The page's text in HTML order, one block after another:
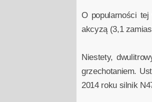
O popularności tej
akcyzą (3,1
Niestety,
grzechotaniem.
2014 roku silnik